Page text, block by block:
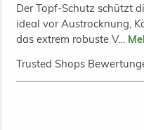
Der Topf-Schutz schützt
ideal vor Austrocknung,
das extrem robuste V…
Trusted Shops